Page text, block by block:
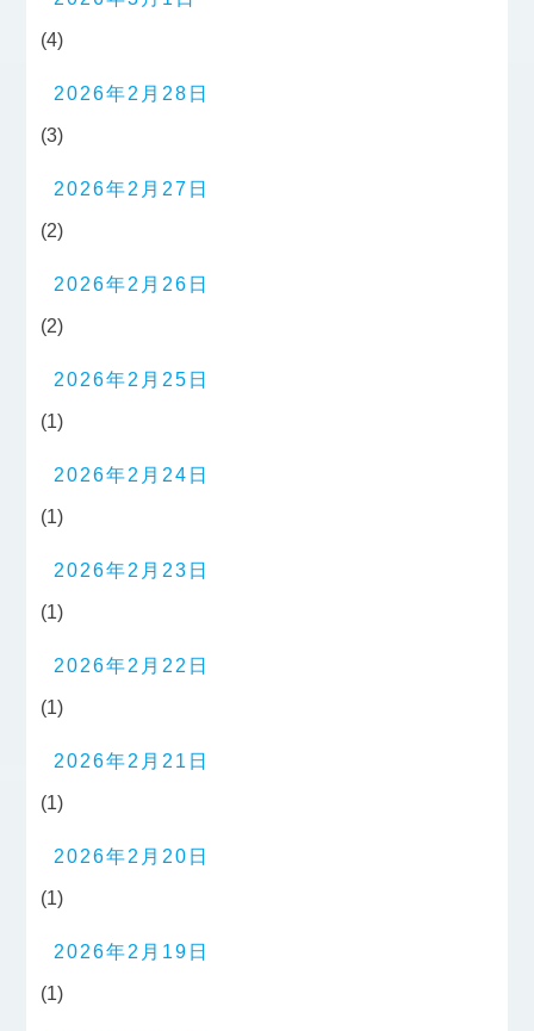
(4)
2026年2月28日
(3)
2026年2月27日
(2)
2026年2月26日
(2)
2026年2月25日
(1)
2026年2月24日
(1)
2026年2月23日
(1)
2026年2月22日
(1)
2026年2月21日
(1)
2026年2月20日
(1)
2026年2月19日
(1)